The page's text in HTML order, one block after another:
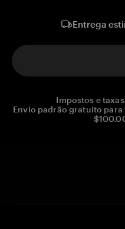
Entrega
Impostos e
Envio padrão gratuito para